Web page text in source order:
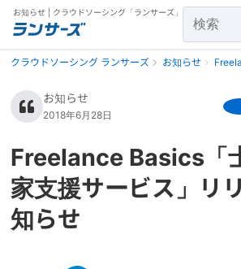
お知らせ | クラウドソーシング「ランサーズ」
クラウドソーシング ランサーズ お知らせ
お知らせ
2018年6月28日
Freelance Basics「
家支援サービス」リ
知らせ